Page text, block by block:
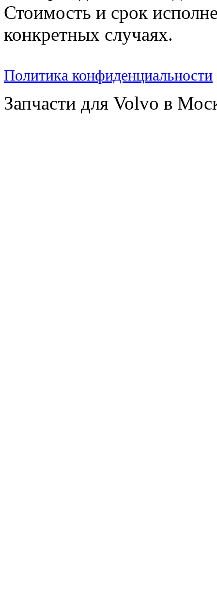
Стоимость и срок
конкретных случаях.
Политика конфиденциальности
Запчасти для Volvo в